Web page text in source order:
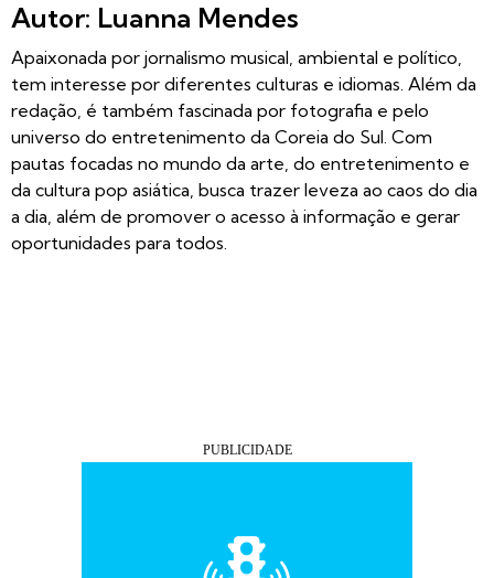
Autor: Luanna Mendes
Apaixonada por jornalismo musical, ambiental e político,
tem interesse por diferentes culturas e idiomas. Além da
redação, é também fascinada por fotografia e pelo
universo do entretenimento da Coreia do Sul. Com
pautas focadas no mundo da arte, do entretenimento e
da cultura pop asiática, busca trazer leveza ao caos do dia
a dia, além de promover o acesso à informação e gerar
oportunidades para todos.